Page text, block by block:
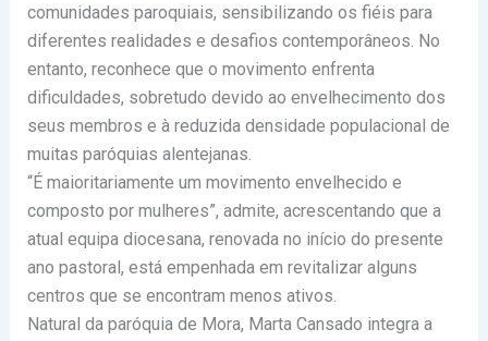
comunidades paroquiais, sensibilizando os fiéis para
diferentes realidades e desafios contemporâneos. No
entanto, reconhece que o movimento enfrenta
dificuldades, sobretudo devido ao envelhecimento dos
seus membros e à reduzida densidade populacional de
muitas paróquias alentejanas.
“É maioritariamente um movimento envelhecido e
composto por mulheres”, admite, acrescentando que a
atual equipa diocesana, renovada no início do presente
ano pastoral, está empenhada em revitalizar alguns
centros que se encontram menos ativos.
Natural da paróquia de Mora, Marta Cansado integra a